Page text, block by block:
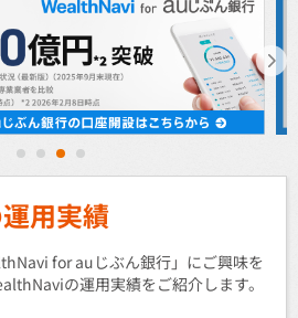
2 3 4
用実績
for auじぶん銀行」にご興味を
の運用実績をご紹介します。